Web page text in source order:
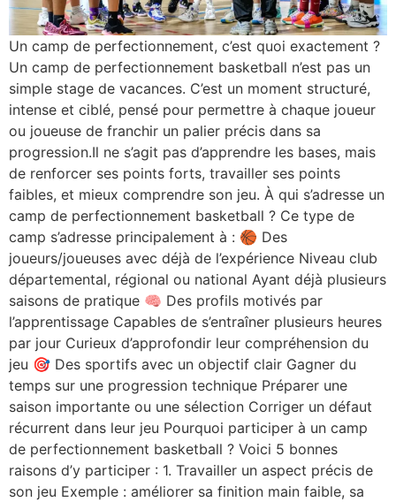
Un camp de perfectionnement, c’est quoi exactement ?
Un camp de perfectionnement basketball n’est pas un
simple stage de vacances. C’est un moment structuré,
intense et ciblé, pensé pour permettre à chaque joueur
ou joueuse de franchir un palier précis dans sa
progression.Il ne s’agit pas d’apprendre les bases, mais
de renforcer ses points forts, travailler ses points
faibles, et mieux comprendre son jeu. À qui s’adresse un
camp de perfectionnement basketball ? Ce type de
camp s’adresse principalement à : 🏀 Des
joueurs/joueuses avec déjà de l’expérience Niveau club
départemental, régional ou national Ayant déjà plusieurs
saisons de pratique 🧠 Des profils motivés par
l’apprentissage Capables de s’entraîner plusieurs heures
par jour Curieux d’approfondir leur compréhension du
jeu 🎯 Des sportifs avec un objectif clair Gagner du
temps sur une progression technique Préparer une
saison importante ou une sélection Corriger un défaut
récurrent dans leur jeu Pourquoi participer à un camp
de perfectionnement basketball ? Voici 5 bonnes
raisons d’y participer : 1. Travailler un aspect précis de
son jeu Exemple : améliorer sa finition main faible, sa